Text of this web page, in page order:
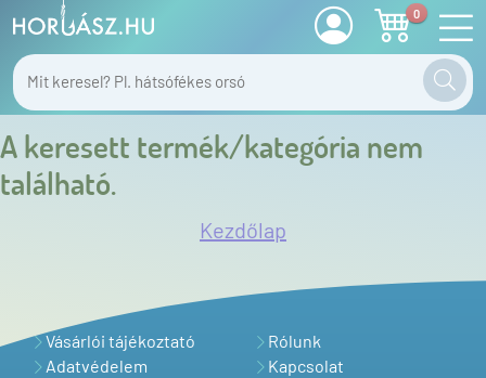
0
A keresett termék/kategória nem
található.
Kezdőlap
Vásárlói tájékoztató
Adatvédelem
Rólunk
Kapcsolat